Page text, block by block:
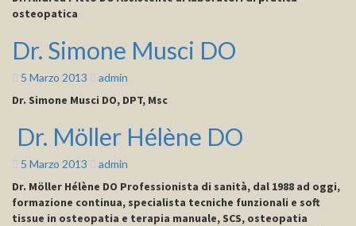
osteopatica
Dr.
Simone
Musci
Dr. Simone Musci DO
5 Marzo 2013 admin
Dr. Simone Musci DO, DPT, Msc
Dr.
Möller
Hélène
Dr. Möller Hélène DO
5 Marzo 2013 admin
Dr. Möller Hélène DO Professionista di sanità, dal 1988 ad oggi,
formazione continua, specialista tecniche funzionali e soft
tissue in osteopatia e terapia manuale, SCS, osteopatia